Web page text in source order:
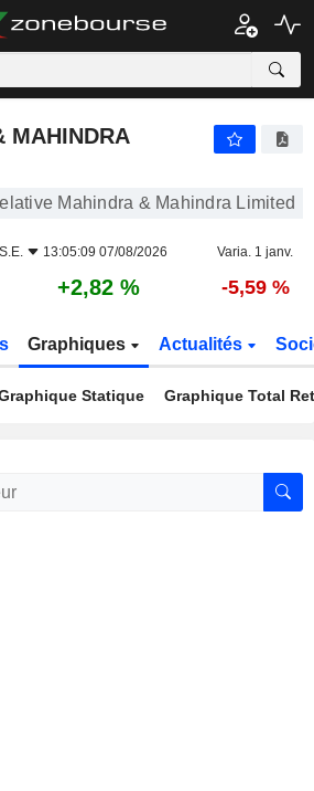
MAHINDRA
Mahindra & Mahindra Limited
13:05:09 07/08/2026 Varia. 1 janv.
+2,82 % -5,59 %
Graphiques Actualités
Statique Graphique Total